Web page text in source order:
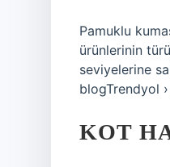
Pamuklu
ürünlerinin
seviyelerine
blogTrendyol
KOT